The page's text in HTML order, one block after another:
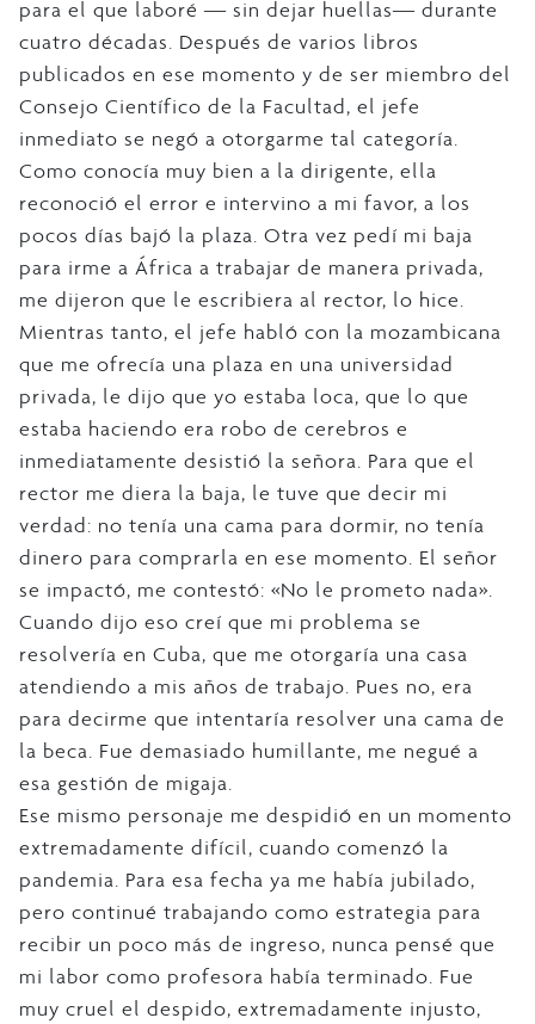
para el que laboré ― sin dejar huellas― durante
cuatro décadas. Después de varios libros
publicados en ese momento y de ser miembro del
Consejo Científico de la Facultad, el jefe
inmediato se negó a otorgarme tal categoría.
Como conocía muy bien a la dirigente, ella
reconoció el error e intervino a mi favor, a los
pocos días bajó la plaza. Otra vez pedí mi baja
para irme a África a trabajar de manera privada,
me dijeron que le escribiera al rector, lo hice.
Mientras tanto, el jefe habló con la mozambicana
que me ofrecía una plaza en una universidad
privada, le dijo que yo estaba loca, que lo que
estaba haciendo era robo de cerebros e
inmediatamente desistió la señora. Para que el
rector me diera la baja, le tuve que decir mi
verdad: no tenía una cama para dormir, no tenía
dinero para comprarla en ese momento. El señor
se impactó, me contestó: «No le prometo nada».
Cuando dijo eso creí que mi problema se
resolvería en Cuba, que me otorgaría una casa
atendiendo a mis años de trabajo. Pues no, era
para decirme que intentaría resolver una cama de
la beca. Fue demasiado humillante, me negué a
esa gestión de migaja.
Ese mismo personaje me despidió en un momento
extremadamente difícil, cuando comenzó la
pandemia. Para esa fecha ya me había jubilado,
pero continué trabajando como estrategia para
recibir un poco más de ingreso, nunca pensé que
mi labor como profesora había terminado. Fue
muy cruel el despido, extremadamente injusto,